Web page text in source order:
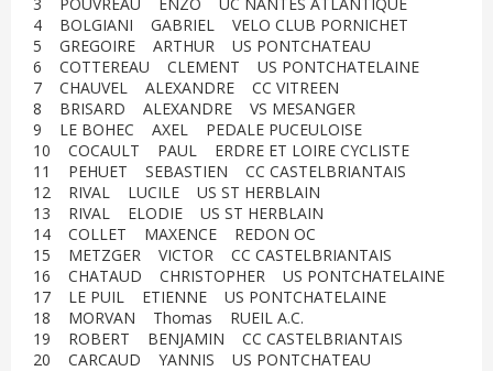
4 BOLGIANI GABRIEL VELO CLUB PORNICHET
5 GREGOIRE ARTHUR US PONTCHATEAU
6 COTTEREAU CLEMENT US PONTCHATELAINE
7 CHAUVEL ALEXANDRE CC VITREEN
8 BRISARD ALEXANDRE VS MESANGER
9 LE BOHEC AXEL PEDALE PUCEULOISE
10 COCAULT PAUL ERDRE ET LOIRE CYCLISTE
11 PEHUET SEBASTIEN CC CASTELBRIANTAIS
12 RIVAL LUCILE US ST HERBLAIN
13 RIVAL ELODIE US ST HERBLAIN
14 COLLET MAXENCE REDON OC
15 METZGER VICTOR CC CASTELBRIANTAIS
16 CHATAUD CHRISTOPHER US PONTCHATELAINE
17 LE PUIL ETIENNE US PONTCHATELAINE
18 MORVAN Thomas RUEIL A.C.
19 ROBERT BENJAMIN CC CASTELBRIANTAIS
20 CARCAUD YANNIS US PONTCHATEAU